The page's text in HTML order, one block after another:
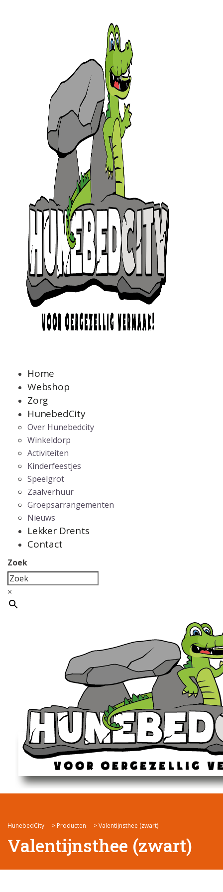
Home
Webshop
Zorg
HunebedCity
Over Hunebedcity
Winkeldorp
Activiteiten
Kinderfeestjes
Speelgrot
Zaalverhuur
Groepsarrangementen
Nieuws
Lekker Drents
Contact
Zoek
×
HunebedCity > Producten >Valentijnsthee (zwart)
Valentijnsthee (zwart)